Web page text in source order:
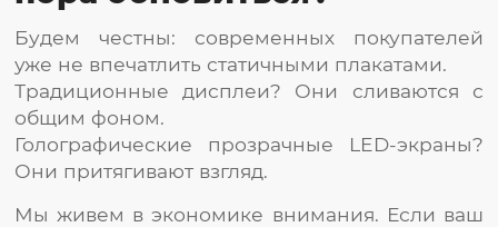
Будем честны: современных покупателей
уже не впечатлить статичными плакатами.
Традиционные дисплеи? Они сливаются с
общим фоном.
Голографические прозрачные LED-экраны?
Они притягивают взгляд.
Мы живем в экономике внимания. Если ваш